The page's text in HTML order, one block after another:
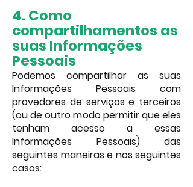
4. ​Como
compartilhamentos as
suas Informações
Pessoais
Podemos compartilhar as suas
Informações Pessoais com
provedores de serviços e terceiros
(ou de outro modo permitir que eles
tenham acesso a essas
Informações Pessoais) das
seguintes maneiras e nos seguintes
casos: